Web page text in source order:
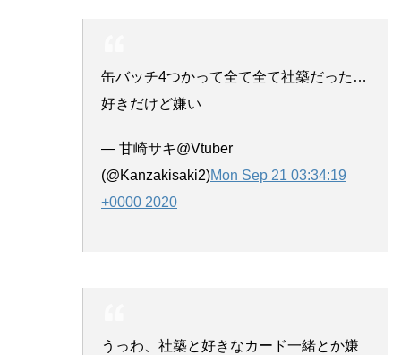
缶バッチ4つかって全て全て社築だった…
好きだけど嫌い
— 甘崎サキ@Vtuber
(@Kanzakisaki2)Mon Sep 21 03:34:19
+0000 2020
うっわ、社築と好きなカード一緒とか嫌